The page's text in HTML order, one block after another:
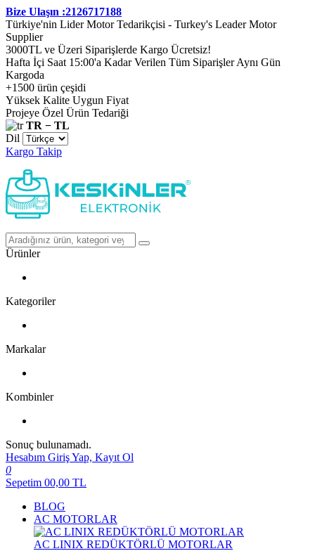
Bize Ulaşın :2126717188
Türkiye'nin Lider Motor Tedarikçisi - Turkey's Leader Motor
Supplier
3000TL ve Üzeri Siparişlerde Kargo Ücretsiz!
Hafta İçi Saat 15:00'a Kadar Verilen Tüm Siparişler Aynı Gün
Kargoda
+1500 ürün çeşidi
Yüksek Kalite Uygun Fiyat
Projeye Özel Ürün Tedariği
TR − TL
Dil
Kargo Takip
Ürünler
Kategoriler
Markalar
Kombinler
Sonuç bulunamadı.
Hesabım Giriş Yap, Kayıt Ol
0
Sepetim 00,00 TL
BLOG
AC MOTORLAR
AC LINIX REDÜKTÖRLÜ MOTORLAR